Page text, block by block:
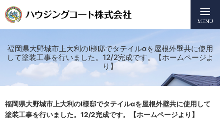
MENU
福岡県大野城市上大利のI様邸でタテイルαを屋根外壁共に使用
して塗装工事を行いました。12/2完成です。【ホームページよ
り】
福岡県大野城市上大利のI様邸でタテイルαを屋根外壁共に使用して
塗装工事を行いました。12/2完成です。【ホームページより】